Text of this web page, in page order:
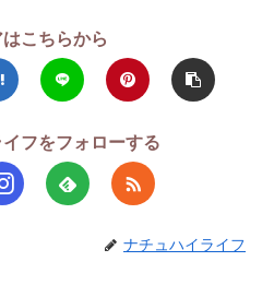
はこちらから
フをフォローする
ナチュハイライフ